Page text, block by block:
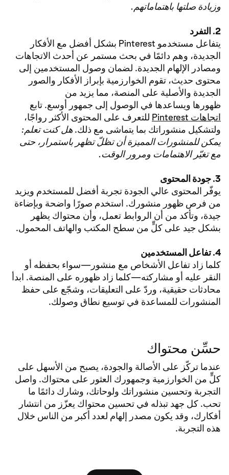
وزيادة صلتها باهتماماتهم.
2. التفرد
يتفاعل مستخدمو Pinterest بشكل أفضل مع الأفكار
الجديدة، وهم دائمًا في بحث مستمر عن أحدث الاتجاهات
ومصادر الإلهام الجديدة. لضمان وصول المستخدمين إلى
محتوى حديث، تقوم الخوارزمية بإبراز الأفكار والصور
الجديدة والأصلية على المنصة، مما يزيد من
ظهورها ويساعدها في الوصول إلى جمهور أوسع. تابع
اتجاهات Pinterest
للتعرف على المحتوى الأكثر رواجًا،
ولتشكيل منشوراتك بما يتماشى مع ذلك. هل كنت تعلم:
يمكن للمنشورات المميزة أن تظلّ تظهر باستمرار، حتى
مع تغيّر الاهتمامات ومرور الوقت.
3. جودة المحتوى
يوفّر المحتوى عالي الجودة تجربة أفضل للمستخدم ويزيد
من فرص ظهور منشورك. استخدم صورًا واضحة وبإضاءة
جيدة، وتأكد من أن الروابط تعمل، وأن محتواك يظهر
بشكل جيد على كلٍّ من سطح المكتب والهاتف المحمول.
4. تفاعل المستخدمين
كلما زاد تفاعل الأشخاص مع منشور—سواء بحفظه أو
النقر عليه أو مشاركته—كلما زاد ظهوره على المنصة. ابدأ
محادثات حقيقية، وردّ على التعليقات، وشجّع على حفظ
المنشورات للمساعدة في توسيع نطاق وصولك.
حسِّن محتواك
عندما تركّز على الأصالة والجودة، يصبح من الأسهل على
كلٍّ من الخوارزمية وجمهورك العثور على محتواك. واصل
التجربة وتحسين منشوراتك ولوحاتك، وشارك دائمًا ما
تحب. كل جهد تبذله في تحسين محتواك يعزّز من انتشار
أفكارك، وقد يكون مصدر إلهام لعدد أكبر من الناس خلال
هذه التجربة.